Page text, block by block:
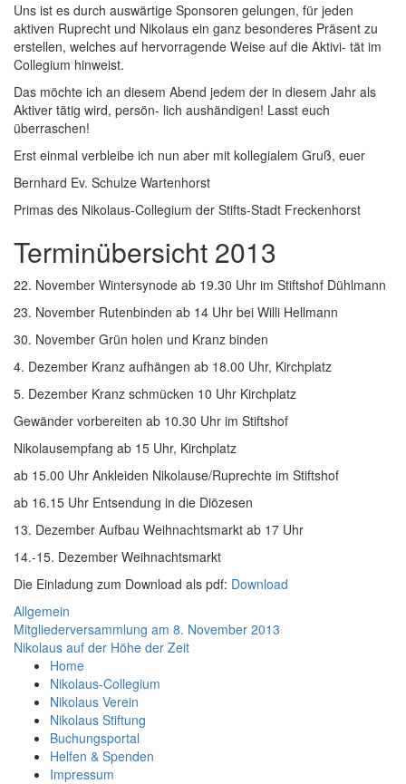
Uns ist es durch auswärtige Sponsoren gelungen, für jeden
aktiven Ruprecht und Nikolaus ein ganz besonderes Präsent zu
erstellen, welches auf hervorragende Weise auf die Aktivi- tät im
Collegium hinweist.
Das möchte ich an diesem Abend jedem der in diesem Jahr als
Aktiver tätig wird, persön- lich aushändigen! Lasst euch
überraschen!
Erst einmal verbleibe ich nun aber mit kollegialem Gruß, euer
Bernhard Ev. Schulze Wartenhorst
Primas des Nikolaus-Collegium der Stifts-Stadt Freckenhorst
Terminübersicht 2013
22. November Wintersynode ab 19.30 Uhr im Stiftshof Dühlmann
23. November Rutenbinden ab 14 Uhr bei Willi Hellmann
30. November Grün holen und Kranz binden
4. Dezember Kranz aufhängen ab 18.00 Uhr, Kirchplatz
5. Dezember Kranz schmücken 10 Uhr Kirchplatz
Gewänder vorbereiten ab 10.30 Uhr im Stiftshof
Nikolausempfang ab 15 Uhr, Kirchplatz
ab 15.00 Uhr Ankleiden Nikolause/Ruprechte im Stiftshof
ab 16.15 Uhr Entsendung in die Diözesen
13. Dezember Aufbau Weihnachtsmarkt ab 17 Uhr
14.-15. Dezember Weihnachtsmarkt
Die Einladung zum Download als pdf: Download
Allgemein
Beitragsnavigation
Mitgliederversammlung am 8. November 2013
Nikolaus auf der Höhe der Zeit
Home
Nikolaus-Collegium
Nikolaus Verein
Nikolaus Stiftung
Buchungsportal
Helfen & Spenden
Impressum